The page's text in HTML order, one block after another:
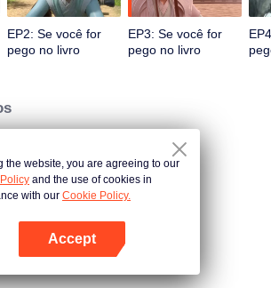
Abra o programa
EP2: Se você for
pego no livro
EP3: Se você for
pego no livro
the website, you are agreeing to our
and the use of cookies in
with our Cookie Policy.
Accept